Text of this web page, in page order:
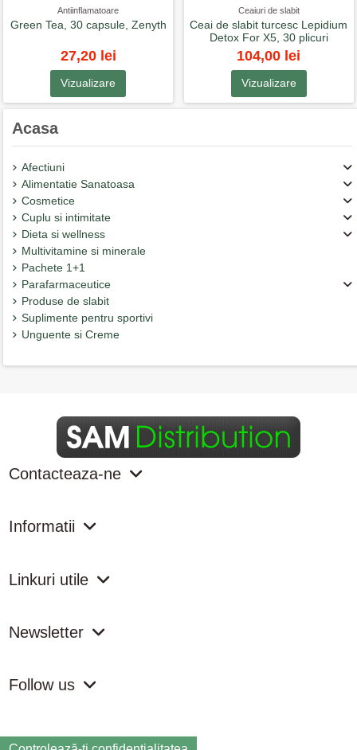
Antiinflamatoare
Green Tea, 30 capsule, Zenyth
27,20 lei
Vizualizare
Ceaiuri de slabit
Ceai de slabit turcesc Lepidium
Detox For X5, 30 plicuri
104,00 lei
Vizualizare
Acasa
Afectiuni
Alimentatie Sanatoasa
Cosmetice
Cuplu si intimitate
Dieta si wellness
Multivitamine si minerale
Pachete 1+1
Parafarmaceutice
Produse de slabit
Suplimente pentru sportivi
Unguente si Creme
Contacteaza-ne
Informatii
Linkuri utile
Newsletter
Follow us